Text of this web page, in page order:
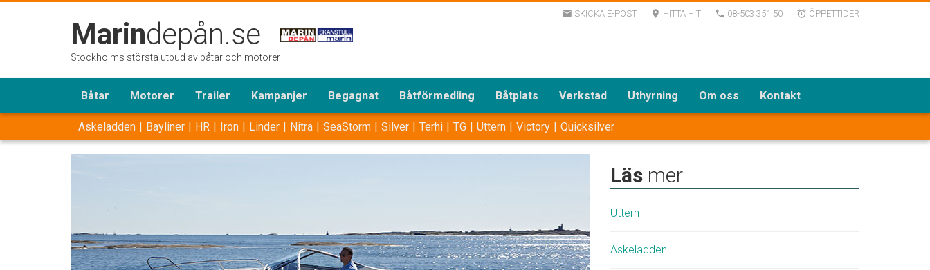
Marindepån.se
Stockholms största utbud av båtar och motorer
email SKICKA E-POST room HITTA HIT local_phone 08-503 351 50 alarm ÖPPETTIDER
Båtar Motorer Trailer Kampanjer Begagnat Båtförmedling Båtplats Verkstad Uthyrning Om oss Kontakt
Askeladden Bayliner HR Iron Linder Nitra SeaStorm Silver Terhi TG Uttern Victory Quicksilver
Läs mer
Uttern
Askeladden